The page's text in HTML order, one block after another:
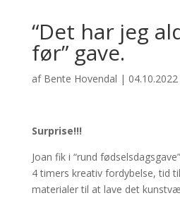
“Det har jeg
før” gave.
af Bente Hovendal | 04.10.2022
Surprise!!!
Joan fik i “rund
4 timers kreativ fordybelse, tid
materialer til at lave det